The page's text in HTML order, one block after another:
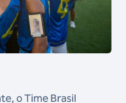
o Time Brasil